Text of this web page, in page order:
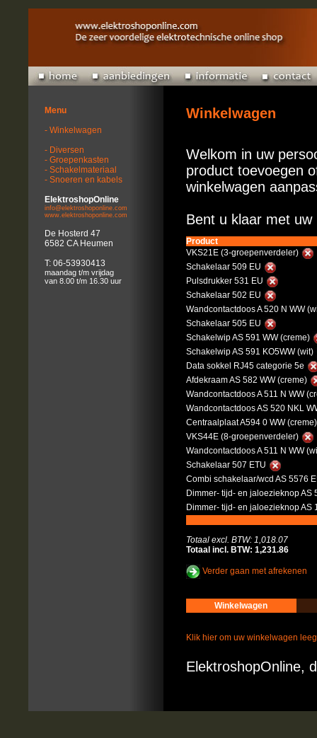
Menu
- Winkelwagen
- Diversen
- Groepenkasten
- Schakelmateriaal
- Snoeren en kabels
ElektroshopOnline
info@elektroshoponline.com
www.elektroshoponline.com
De Hosterd 47
6582 CA Heumen
T: 06-53930413
maandag t/m vrijdag
van 8.00 t/m 16.30 uur
Winkelwagen
Welkom in uw
product toevoegen
winkelwagen
Bent u klaar met
Product
VKS21E (3-groepenverdeler)
Schakelaar 509 EU
Pulsdrukker 531 EU
Schakelaar 502 EU
Wandcontactdoos A 520 N WW
Schakelaar 505 EU
Schakelwip AS 591 WW (creme)
Schakelwip AS 591 KO5WW (wit)
Data sokkel RJ45 categorie 5e
Afdekraam AS 582 WW (creme)
Wandcontactdoos A 511 N WW
Wandcontactdoos AS 520 NKL
Centraalplaat A594 0 WW
VKS44E (8-groepenverdeler)
Wandcontactdoos A 511 N WW
Schakelaar 507 ETU
Combi schakelaar/wcd AS 5576
Dimmer- tijd- en jaloezieknop AS
Dimmer- tijd- en jaloezieknop AS
Totaal excl. BTW: 1,018.07
Totaal incl. BTW: 1,231.86
Verder gaan met afrekenen
Winkelwagen
Klik hier om uw winkelwagen
ElektroshopOnline,